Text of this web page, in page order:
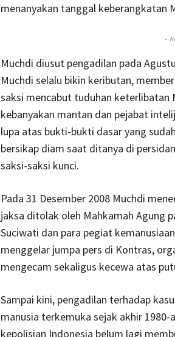
menanyakan tanggal keberangkatan
-
Muchdi diusut pengadilan pada
Muchdi selalu bikin keributan,
saksi mencabut tuduhan keterlibatan
kebanyakan mantan dan pejabat
lupa atas bukti-bukti dasar yang
bersikap diam saat ditanya di
saksi-saksi kunci.
Pada 31 Desember 2008 Muchdi
jaksa ditolak oleh Mahkamah Agung
Suciwati dan para pegiat
menggelar jumpa pers di Kontras,
mengecam sekaligus kecewa atas
Sampai kini, pengadilan terhadap
manusia terkemuka sejak akhir
kepolisian Indonesia belum lagi